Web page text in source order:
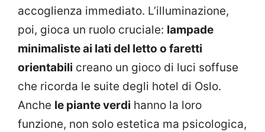
accoglienza immediato. L’illuminazione,
poi, gioca un ruolo cruciale: lampade
minimaliste ai lati del letto o faretti
orientabili creano un gioco di luci soffuse
che ricorda le suite degli hotel di Oslo.
Anche le piante verdi hanno la loro
funzione, non solo estetica ma psicologica,